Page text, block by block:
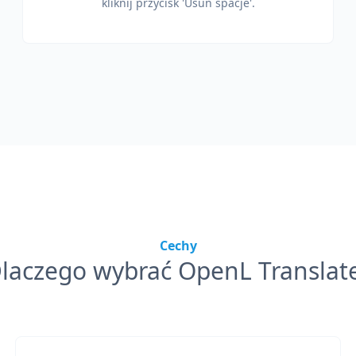
Cechy
wybrać OpenL